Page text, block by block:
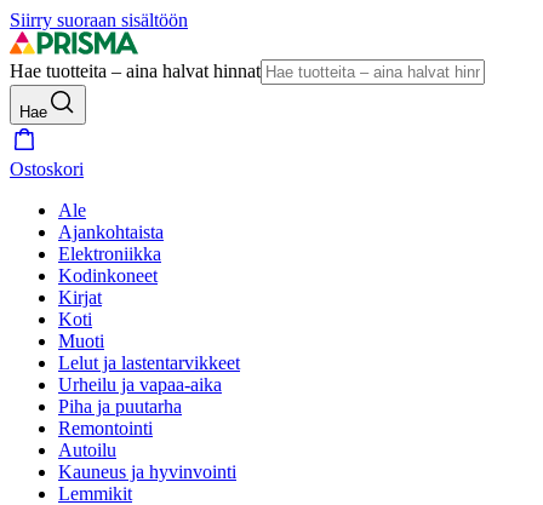
Siirry suoraan sisältöön
Hae tuotteita – aina halvat hinnat
Hae
Ostoskori
Ale
Ajankohtaista
Elektroniikka
Kodinkoneet
Kirjat
Koti
Muoti
Lelut ja lastentarvikkeet
Urheilu ja vapaa-aika
Piha ja puutarha
Remontointi
Autoilu
Kauneus ja hyvinvointi
Lemmikit